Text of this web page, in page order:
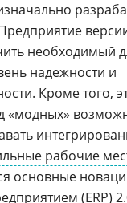
необходимый
надежности и
Кроме того,
«модных»
рабочие
основные
(ERP)